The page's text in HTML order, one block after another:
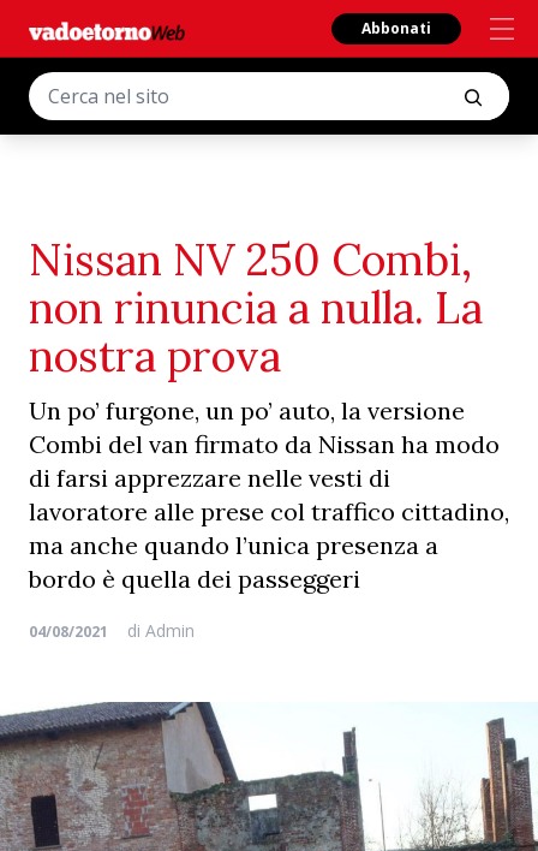
Abbonati
Nissan NV 250 Combi,
non rinuncia a nulla. La
nostra prova
Un po’ furgone, un po’ auto, la versione
Combi del van firmato da Nissan ha modo
di farsi apprezzare nelle vesti di
lavoratore alle prese col traffico cittadino,
ma anche quando l’unica presenza a
bordo è quella dei passeggeri
04/08/2021 di Admin